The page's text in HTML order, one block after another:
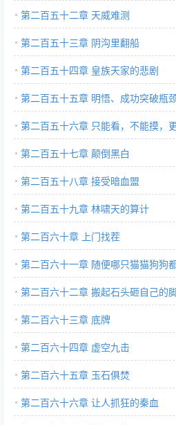
第二百五十二章 天威难测
第二百五十三章 阴沟里翻船
第二百五十四章 皇族天家的悲剧
第二百五十五章 明悟、成功突破瓶颈
第二百五十六章 只能看，不能摸，
第二百五十七章 颠倒黑白
第二百五十八章 接受暗血盟
第二百五十九章 林啸天的算计
第二百六十章 上门找茬
第二百六十一章 随便哪只猫猫狗狗
第二百六十二章 搬起石头砸自己的
第二百六十三章 底牌
第二百六十四章 虚空九击
第二百六十五章 玉石俱焚
第二百六十六章 让人抓狂的秦血